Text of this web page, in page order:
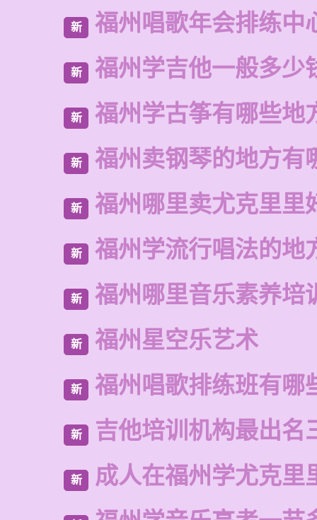
新 福州唱歌年会排练中
新 福州学吉他一般多少
新 福州学古筝有哪些地
新 福州卖钢琴的地方有
新 福州哪里卖尤克里里
新 福州学流行唱法的地
新 福州哪里音乐素养培
新 福州星空乐艺术
新 福州唱歌排练班有哪
新 吉他培训机构最出名
新 成人在福州学尤克里